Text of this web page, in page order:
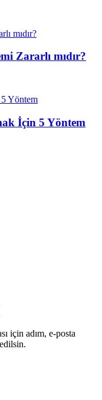
Zararlı mıdır?
İçin 5 Yöntem
için adım, e-posta